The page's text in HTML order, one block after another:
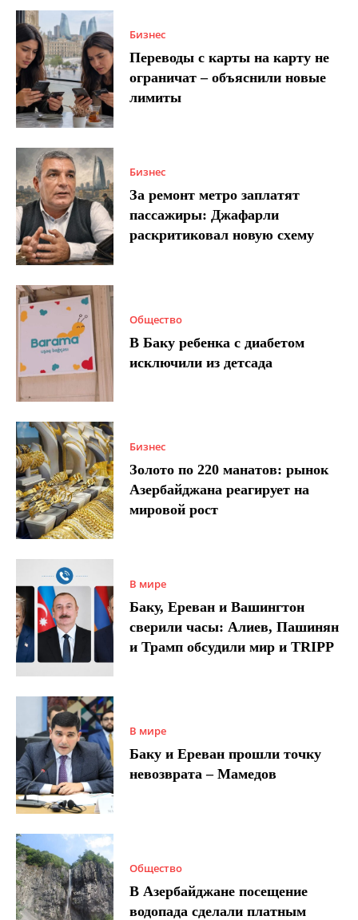
Бизнес
Переводы с карты на карту не
ограничат – объяснили новые
лимиты
Бизнес
За ремонт метро заплатят
пассажиры: Джафарли
раскритиковал новую схему
Общество
В Баку ребенка с диабетом
исключили из детсада
Бизнес
Золото по 220 манатов: рынок
Азербайджана реагирует на
мировой рост
В мире
Баку, Ереван и Вашингтон
сверили часы: Алиев, Пашинян
и Трамп обсудили мир и TRIPP
В мире
Баку и Ереван прошли точку
невозврата – Мамедов
Общество
В Азербайджане посещение
водопада сделали платным